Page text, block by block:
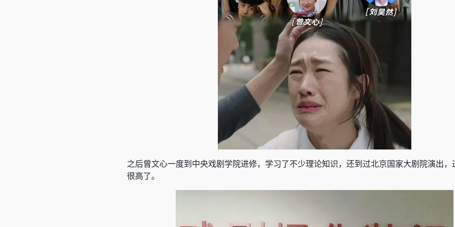
之后曾文心一度到中央戏剧学院进修，学习了不少理论知识，还到过北京国家大剧院演出，
很高了。